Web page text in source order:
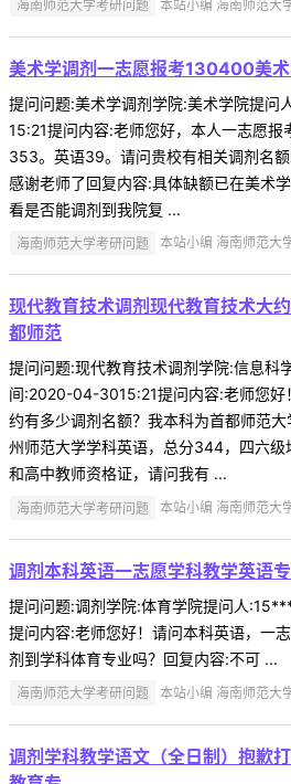
海南师范大学考研问题 本站小编 海南师范大
美术学调剂一志愿报考130400美
提问问题:美术学调剂学院:美术学院提
15:21提问内容:老师您好，本人一志愿
353。英语39。请问贵校有相关调剂名额
感谢老师了回复内容:具体缺额已在美术
看是否能调剂到我院复 ...
海南师范大学考研问题 本站小编 海南师范大
现代教育技术调剂现代教育技术大
都师范
提问问题:现代教育技术调剂学院:信息
间:2020-04-3015:21提问内容:老师您好
约有多少调剂名额？我本科为首都师范
州师范大学学科英语，总分344，四六
和高中教师资格证，请问我有 ...
海南师范大学考研问题 本站小编 海南师范大
调剂本科英语一志愿学科教学英语
提问问题:调剂学院:体育学院提问人
提问内容:老师您好！请问本科英语，一
剂到学科体育专业吗？回复内容:不可 ...
海南师范大学考研问题 本站小编 海南师范大
调剂学科教学语文（全日制）抱歉